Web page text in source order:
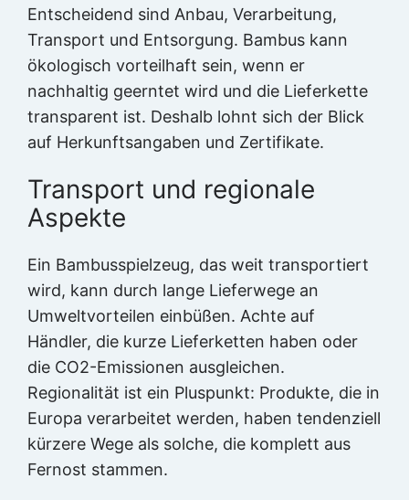
Entscheidend sind Anbau, Verarbeitung,
Transport und Entsorgung. Bambus kann
ökologisch vorteilhaft sein, wenn er
nachhaltig geerntet wird und die Lieferkette
transparent ist. Deshalb lohnt sich der Blick
auf Herkunftsangaben und Zertifikate.
Transport und regionale
Aspekte
Ein Bambusspielzeug, das weit transportiert
wird, kann durch lange Lieferwege an
Umweltvorteilen einbüßen. Achte auf
Händler, die kurze Lieferketten haben oder
die CO2-Emissionen ausgleichen.
Regionalität ist ein Pluspunkt: Produkte, die in
Europa verarbeitet werden, haben tendenziell
kürzere Wege als solche, die komplett aus
Fernost stammen.